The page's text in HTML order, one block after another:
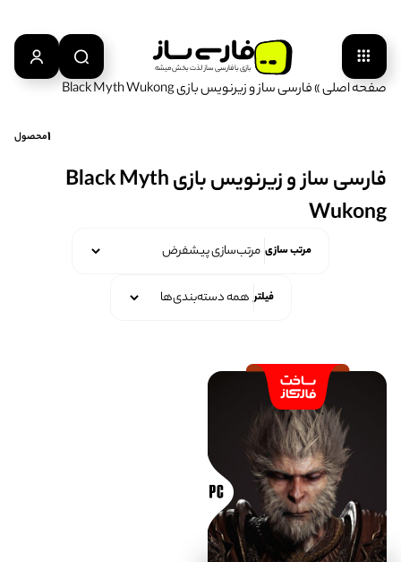
بازی‌ با‌ فارسی‌ ساز‌ لذت‌ بخش‌ میشه
صفحه اصلی»فارسی ساز و زیرنویس بازی Black Myth Wukong
1محصول
فارسی ساز و زیرنویس بازی Black Myth
Wukong
مرتب سازی
فیلتر